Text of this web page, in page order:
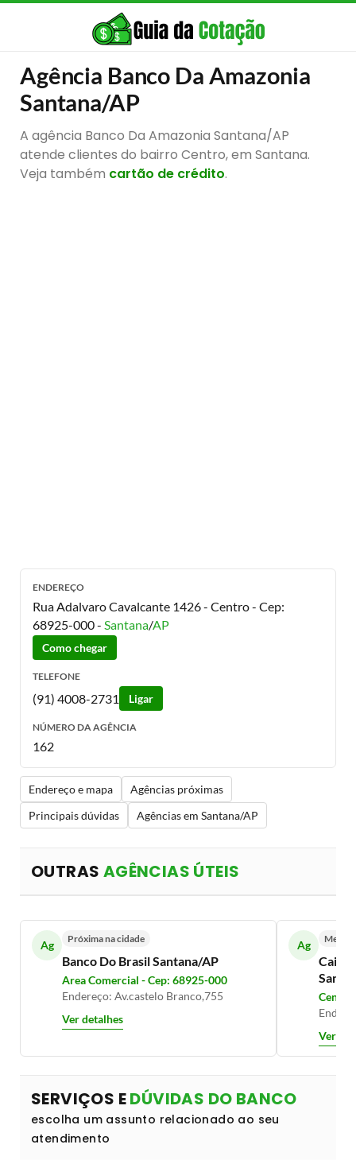
Agência Banco Da Amazonia
Santana/AP
A agência Banco Da Amazonia Santana/AP
atende clientes do bairro Centro, em Santana.
Veja também cartão de crédito.
ENDEREÇO
Rua Adalvaro Cavalcante 1426 - Centro- Cep:
68925-000- Santana/AP
Como chegar
TELEFONE
(91) 4008-2731 Ligar
NÚMERO DA AGÊNCIA
162
Endereço e mapa
Agências próximas
Principais dúvidas
Agências em Santana/AP
OUTRAS AGÊNCIAS ÚTEIS
Ag Próxima na cidade
Banco Do Brasil Santana/AP
Area Comercial - Cep: 68925-000
Endereço: Av.castelo Branco,755
Ver detalhes
Ag
Caixa
Centro
Ver
SERVIÇOS EDÚVIDAS DO BANCO
escolha um assunto relacionado ao seu
atendimento